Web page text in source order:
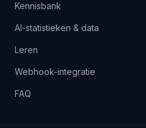
Kennisbank
AI-statistieken & data
Leren
Webhook-integratie
FAQ